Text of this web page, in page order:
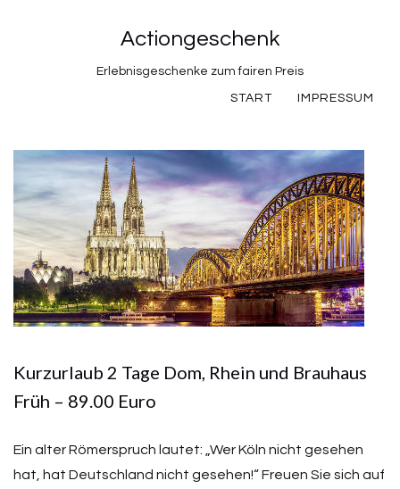
Actiongeschenk
Erlebnisgeschenke zum fairen Preis
START IMPRESSUM
Kurzurlaub 2 Tage Dom, Rhein und Brauhaus
Früh – 89.00 Euro
Ein alter Römerspruch lautet: „Wer Köln nicht gesehen
hat, hat Deutschland nicht gesehen!“ Freuen Sie sich auf